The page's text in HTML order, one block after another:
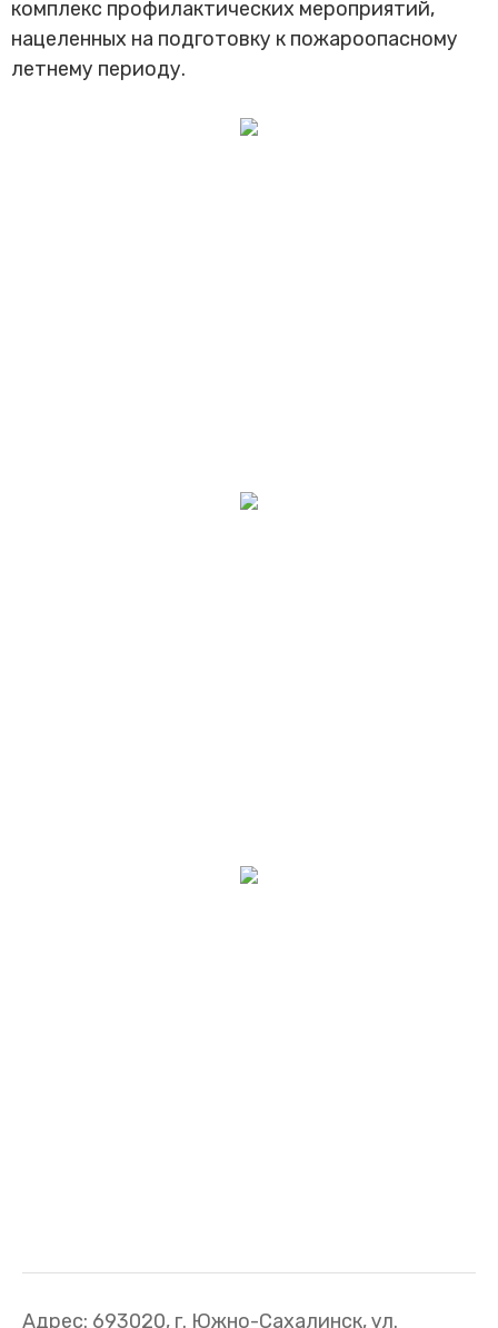
комплекс профилактических мероприятий,
нацеленных на подготовку к пожароопасному
летнему периоду.
Адрес: 693020, г. Южно-Сахалинск, ул.